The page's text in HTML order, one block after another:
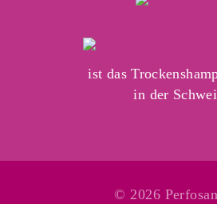
ist das
in der
© 2026